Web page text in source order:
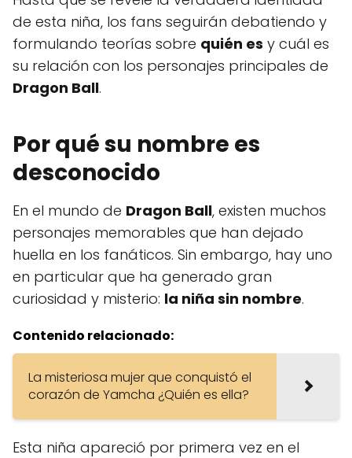
de esta niña, los fans seguirán debatiendo y
formulando teorías sobre quién es y cuál es
su relación con los personajes principales de
Dragon Ball.
Por qué su nombre es
desconocido
En el mundo de Dragon Ball, existen muchos
personajes memorables que han dejado
huella en los fanáticos. Sin embargo, hay uno
en particular que ha generado gran
curiosidad y misterio: la niña sin nombre.
Contenido relacionado:
La misteriosa mujer que conquistó el
corazón de Yamcha ¿Quién es ella?
Esta niña apareció por primera vez en el